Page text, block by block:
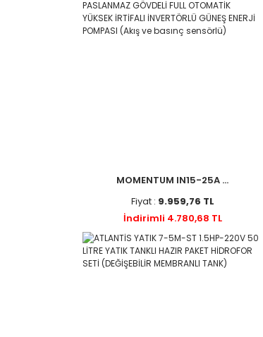
MOMENTUM IN15-25A ...
Fiyat : 9.959,76 TL
İndirimli 4.780,68 TL